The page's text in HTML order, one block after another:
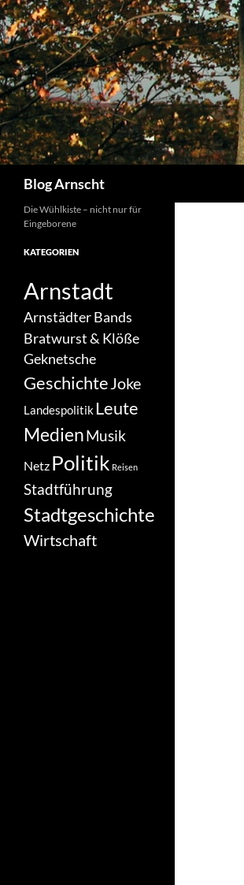
Zum
Inhalt
springen
Blog Arnscht
Die Wühlkiste – nicht nur für
Eingeborene
KATEGORIEN
Arnstadt
Arnstädter Bands
Bratwurst & Klöße
Geknetsche
GeschichteJoke
LandespolitikLeute
MedienMusik
Netz Politik Reisen
Stadtführung
Stadtgeschichte
Wirtschaft